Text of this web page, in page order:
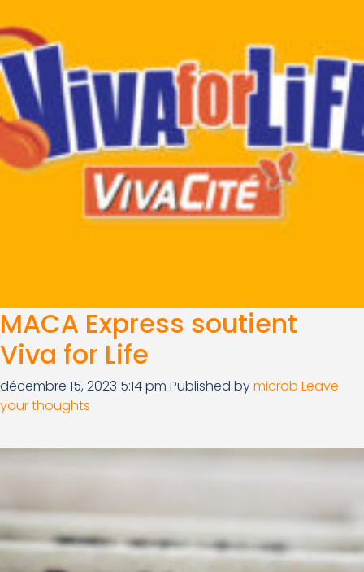
MACA Express soutient
Viva for Life
décembre 15, 2023 5:14 pm Published bymicrob Leave
your thoughts